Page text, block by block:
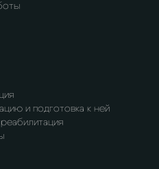
и подготовка к ней